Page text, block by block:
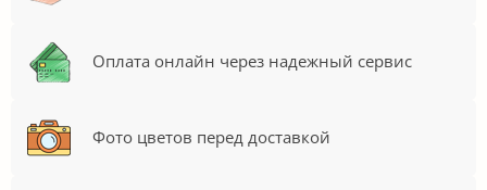
Оплата онлайн через надежный сервис
Фото цветов перед доставкой